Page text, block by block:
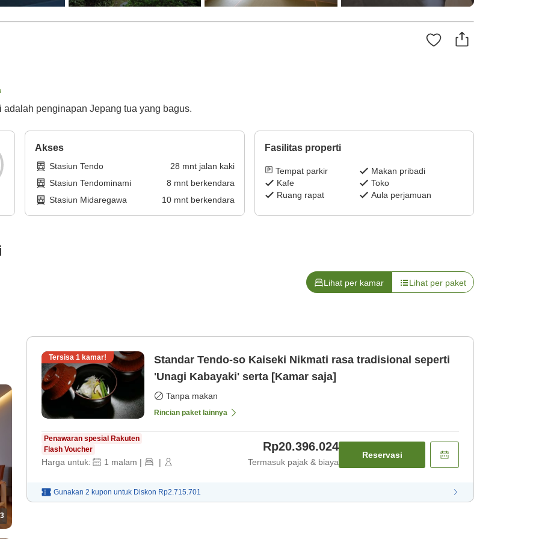
penginapan Jepang tua yang bagus.
Akses
Stasiun Tendo 28 mnt jalan kaki
Stasiun Tendominami
8 mnt berkendara
Stasiun Midaregawa
10mnt berkendara
Fasilitas properti
Tempat parkir
Makan pribadi
Kafe
Toko
Ruang rapat
Aula perjamuan
Lihat per kamar Lihat per paket
3
Tersisa 1 kamar!
Standar Tendo-so Kaiseki Nikmati rasa tradisional seperti
'Unagi Kabayaki' serta [Kamar saja]
Tanpa makan
Rincian paket lainnya
Penawaran spesial Rakuten
Flash Voucher
Harga untuk: 1 malam | |
Rp20.396.024
Termasuk pajak & biaya
Reservasi
Gunakan 2 kupon untuk Diskon Rp2.715.701